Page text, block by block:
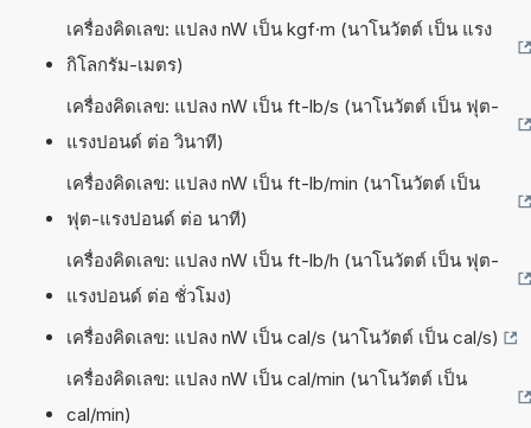
เครื่องคิดเลข: แปลง nW เป็น kgf·m (นาโนวัตต์ เป็น แรง
กิโลกรัม-เมตร)
เครื่องคิดเลข: แปลง nW เป็น ft-lb/s (นาโนวัตต์ เป็น ฟุต-
แรงปอนด์ ต่อ วินาที)
เครื่องคิดเลข: แปลง nW เป็น ft-lb/min (นาโนวัตต์ เป็น
ฟุต-แรงปอนด์ ต่อ นาที)
เครื่องคิดเลข: แปลง nW เป็น ft-lb/h (นาโนวัตต์ เป็น ฟุต-
แรงปอนด์ ต่อ ชั่วโมง)
เครื่องคิดเลข: แปลง nW เป็น cal/s (นาโนวัตต์ เป็น cal/s)
เครื่องคิดเลข: แปลง nW เป็น cal/min (นาโนวัตต์ เป็น
cal/min)